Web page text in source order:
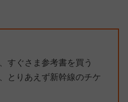
すぐさま参考書を買う
とりあえず新幹線のチケ